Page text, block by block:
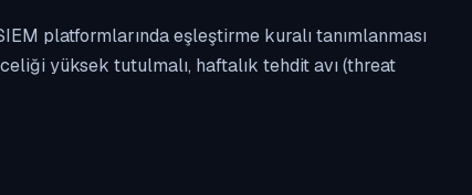
platformlarında eşleştirme kuralı tanımlanması
yüksek tutulmalı, haftalık tehdit avı (threat